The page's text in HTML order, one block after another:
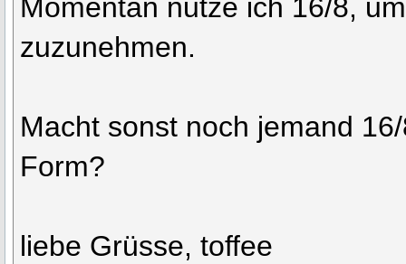
Momentan nutze ich 16/8,
zuzunehmen.
Macht sonst noch jemand
Form?
liebe Grüsse, toffee